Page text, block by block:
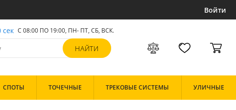
Войти
С 08:00 ПО 19:00, ПН- ПТ, СБ, ВСК.
СПОТЫ ТОЧЕЧНЫЕ ТРЕКОВЫЕ СИСТЕМЫ УЛИЧНЫЕ